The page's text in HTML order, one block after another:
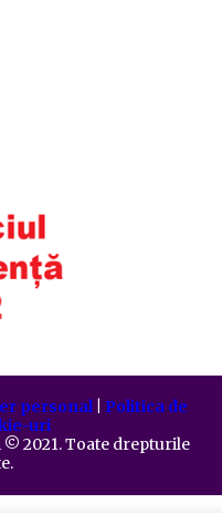
personal| Politica de
uri
©️ 2021. Toate drepturile